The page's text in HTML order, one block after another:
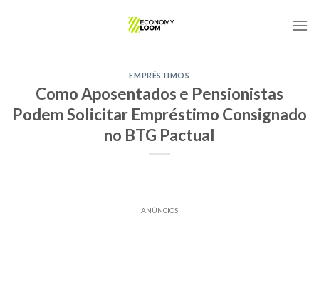
EMPRÉSTIMOS
Como Aposentados e Pensionistas
Podem Solicitar Empréstimo Consignado
no BTG Pactual
ANÚNCIOS